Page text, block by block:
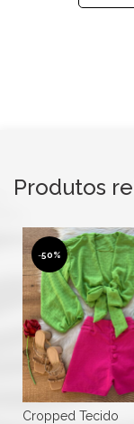
Produtos
-50%
Cropped Tecido